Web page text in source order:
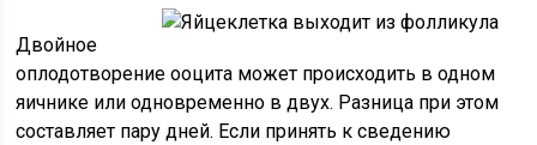
Двойное
оплодотворение ооцита может происходить в одном
яичнике или одновременно в двух. Разница при этом
составляет пару дней. Если принять к сведению